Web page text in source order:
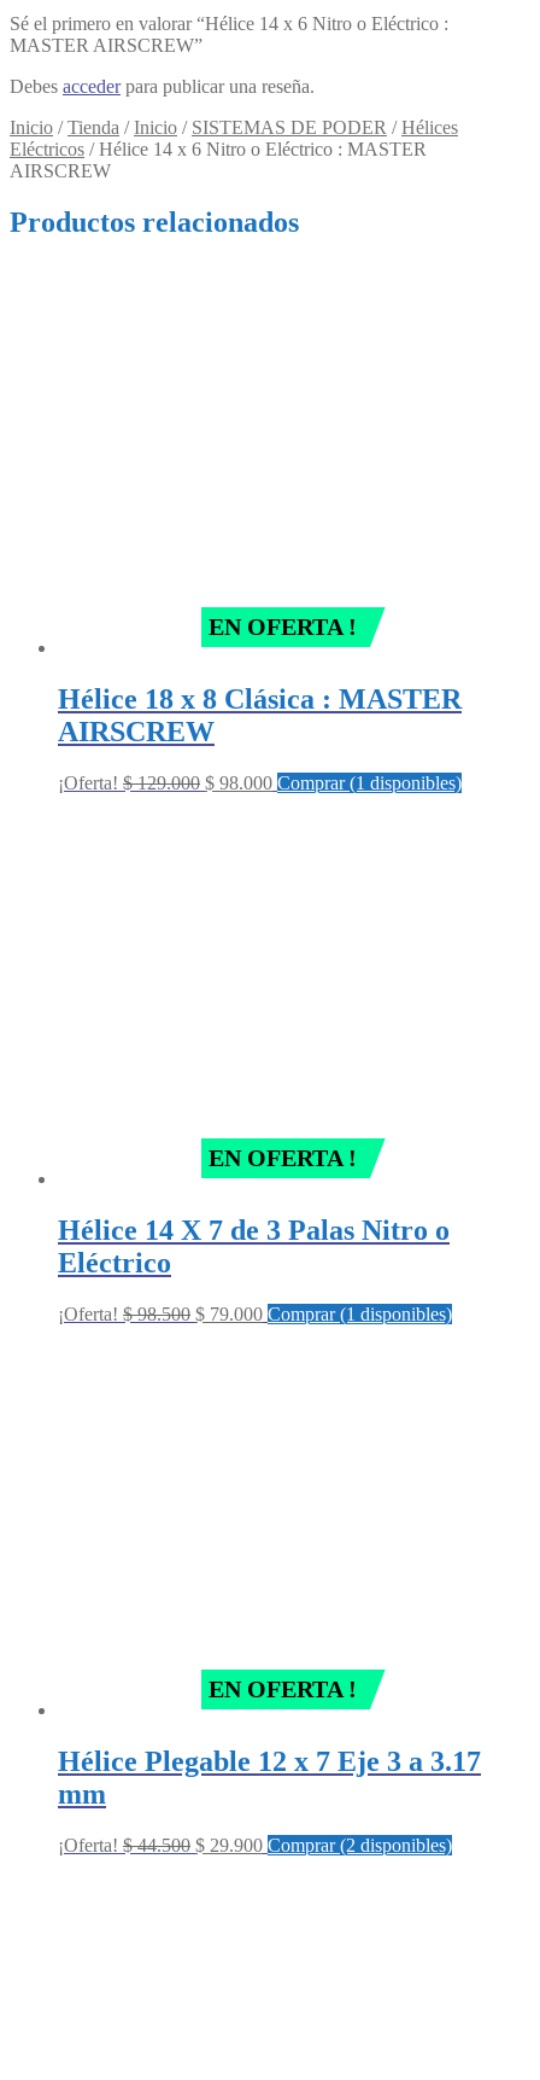
Sé el primero en valorar “Hélice 14 x 6 Nitro o Eléctrico :
MASTER AIRSCREW”
Debes accederpara publicar una reseña.
Inicio /Tienda /Inicio / SISTEMAS DE PODER /Hélices
Eléctricos /Hélice 14 x 6 Nitro o Eléctrico : MASTER
AIRSCREW
Productos relacionados
EN OFERTA !
Hélice 18 x 8 Clásica : MASTER
AIRSCREW
¡Oferta! $129.000 Original
$ 98.000Current
Comprar (1 disponibles)
EN OFERTA !
Hélice 14 X 7 de 3 Palas Nitro o
Eléctrico
¡Oferta! $98.500 Original
$ 79.000Current
Comprar (1 disponibles)
EN OFERTA !
Hélice Plegable 12 x 7 Eje 3 a 3.17
mm
¡Oferta! $44.500 Original
$ 29.900Current
Comprar (2 disponibles)